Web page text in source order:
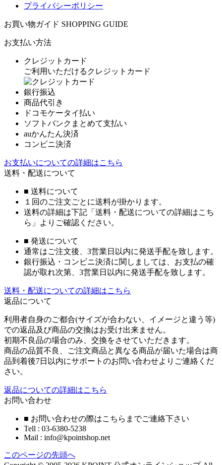
プライバシーポリシー
お買い物ガイド SHOPPING GUIDE
お支払い方法
クレジットカード
ご利用いただけるクレジットカード
銀行振込
商品代引き
ドコモケータイ払い
ソフトバンクまとめて支払い
auかんたん決済
コンビニ決済
お支払いについての詳細はこちら
送料・配送について
■ 送料について
１回のご注文ごとに送料が掛かります。
送料の詳細は下記「送料・配送についての詳細はこち
ら」よりご確認ください。
■ 発送について
通常はご注文後、3営業日以内に発送手配を致します。
銀行振込・コンビニ決済に関しましては、お支払の確
認が取れ次第、3営業日以内に発送手配を致します。
送料・配送についての詳細はこちら
返品について
利用者自身のご都合(サイズが合わない、イメージと違う等)
での返品及び商品の交換はお受け出来ません。
初期不良品の場合のみ、交換をさせていただきます。
商品の品質不良、ご注文商品と異なる商品が届いた場合は商
品到着後7日以内にサポートのお問い合わせよりご連絡くだ
さい。
返品についての詳細はこちら
お問い合わせ
■ お問い合わせの際はこちらまでご連絡下さい
Tell : 03-6380-5238
Mail : info@kpointshop.net
このページの先頭へ